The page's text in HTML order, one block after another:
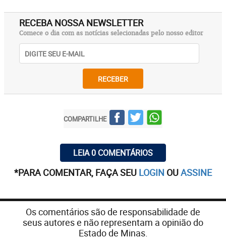
RECEBA NOSSA NEWSLETTER
Comece o dia com as notícias selecionadas pelo nosso editor
RECEBER
COMPARTILHE
LEIA 0 COMENTÁRIOS
*PARA COMENTAR, FAÇA SEU LOGIN OUASSINE
Os comentários são de responsabilidade de
seus autores e não representam a opinião do
Estado de Minas.